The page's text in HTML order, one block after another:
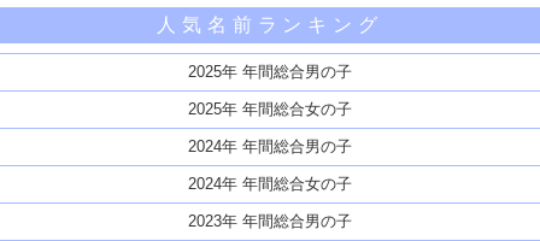
人気名前ランキング
2025年 年間総合男の子
2025年 年間総合女の子
2024年 年間総合男の子
2024年 年間総合女の子
2023年 年間総合男の子